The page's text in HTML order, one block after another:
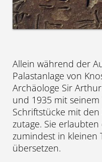
Allein während der
Palastanlage von
Archäologe Sir
und 1935 mit
Schriftstücke mit
zutage. Sie
zumindest in kleinen
übersetzen.